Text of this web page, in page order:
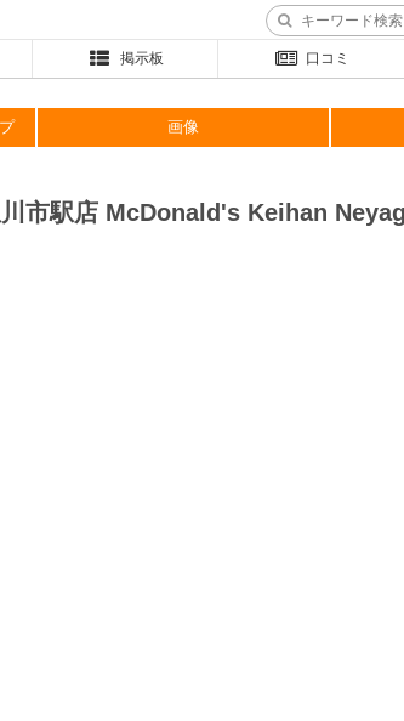
掲示板 口コミ
画像
市駅店 McDonald's Keihan